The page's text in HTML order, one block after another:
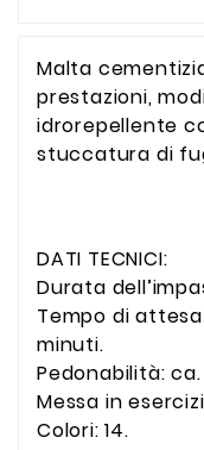
Malta
prestazioni,
idrorepellente
stuccatura di
DATI TECNICI:
Durata
Tempo di
minuti.
Pedonabilità:
Messa in
Colori: 14.